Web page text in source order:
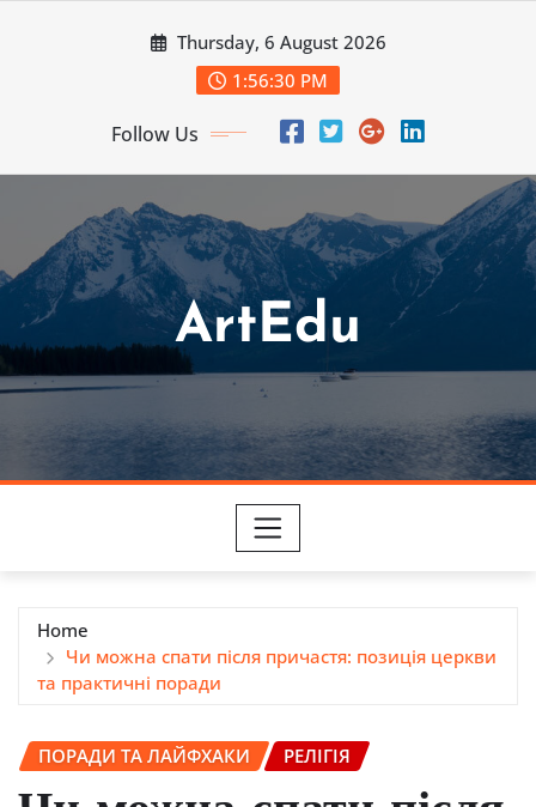
Thursday, 6 August 2026
1:56:32 PM
Follow Us
ArtEdu
Home
Чи можна спати після причастя: позиція церкви
та практичні поради
ПОРАДИ ТА ЛАЙФХАКИ РЕЛІГІЯ